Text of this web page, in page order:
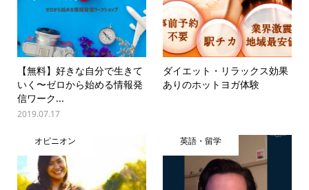
【無料】好きな自分で生きて
いく〜ゼロから始める情報発
信ワーク...
2019.07.17
ダイエット・リラックス効果
ありのホットヨガ体験
オピニオン 英語・留学